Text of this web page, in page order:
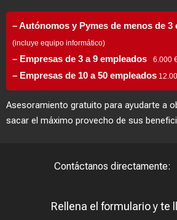
– Autónomos y Pymes de menos de 3
(incluye equipo informático)
– Empresas de 3 a 9 empleados 6.000
– Empresas de 10 a 50 empleados
Asesoramiento gratuito para ayudarte a
sacar el máximo provecho de sus
Contáctanos directamente:
Rellena el formulario y te